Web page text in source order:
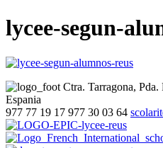
lycee-segun-
Ctra. Tarragona,
Espania
977 77 19 17 977 30 03 64